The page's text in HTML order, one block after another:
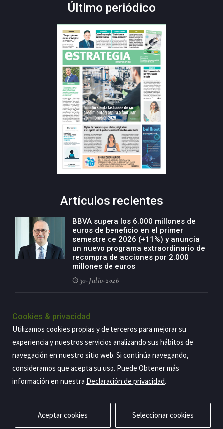
Último periódico
Artículos recientes
BBVA supera los 6.000 millones de
euros de beneficio en el primer
semestre de 2026 (+11%) y anuncia
un nuevo programa extraordinario de
recompra de acciones por 2.000
millones de euros
30-Julio-2026
negocio agro con un modelo global
países
29-Julio-2026
Privacidad Aviso legal Política de cookies Contacto
Cookies & privacidad
Utilizamos cookies propias y de terceros para mejorar su
experiencia y nuestros servicios analizando sus hábitos de
navegación en nuestro sitio web. Si continúa navegando,
consideramos que acepta su uso. Puede Obtener más
información en nuestra Declaración de privacidad.
Aceptar cookies Seleccionar cookies